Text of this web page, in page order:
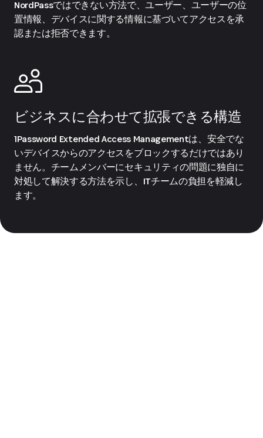
NordPassではできない方法で、ユーザー、ユーザーの位
置情報、デバイスに関する情報に基づいてアクセスを承
認または拒否できます。
ビジネスに合わせて拡張できる構造
1Password Extended Access Managementは、安全でな
いデバイスからのアクセスをブロックするだけではあり
ません。チームメンバーにセキュリティの問題に独自に
対処して解決する方法を示し、ITチームの負担を軽減し
ます。